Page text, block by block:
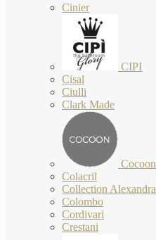
Cinier
CIPI
Cisal
Ciulli
Clark Made
Cocoon
Colacril
Collection Alexandra
Colombo
Cordivari
Crestani